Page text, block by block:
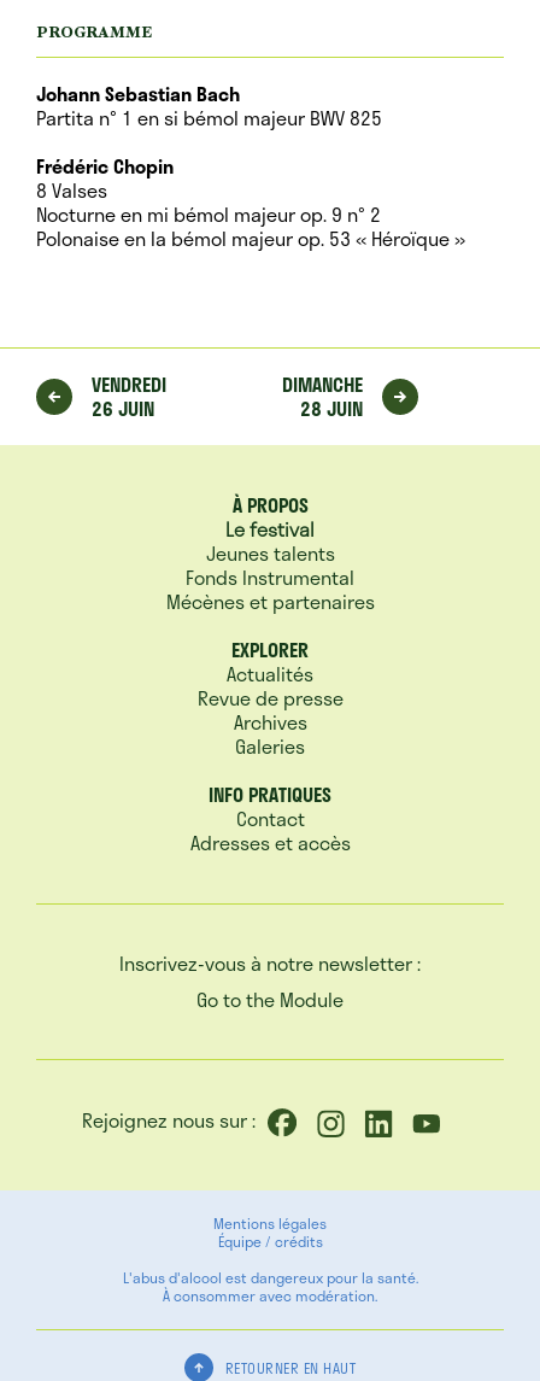
PROGRAMME
Johann Sebastian Bach
Partita n° 1 en si bémol majeur BWV 825
Frédéric Chopin
8 Valses
Nocturne en mi bémol majeur op. 9 n° 2
Polonaise en la bémol majeur op. 53 « Héroïque »
VENDREDI
26 JUIN
DIMANCHE
28 JUIN
À PROPOS
Le festival
Jeunes talents
Fonds Instrumental
Mécènes et partenaires
EXPLORER
Actualités
Revue de presse
Archives
Galeries
INFO PRATIQUES
Contact
Adresses et accès
Inscrivez-vous à notre newsletter :
Go to the Module
Rejoignez nous sur :
Mentions légales
Équipe / crédits
L'abus d'alcool est dangereux pour la santé.
À consommer avec modération.
RETOURNER EN HAUT